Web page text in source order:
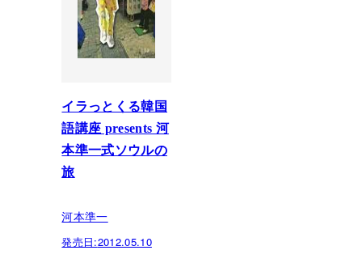
イラっとくる韓国
語講座 presents 河
本準一式ソウルの
旅
河本準一
発売日:2012.05.10